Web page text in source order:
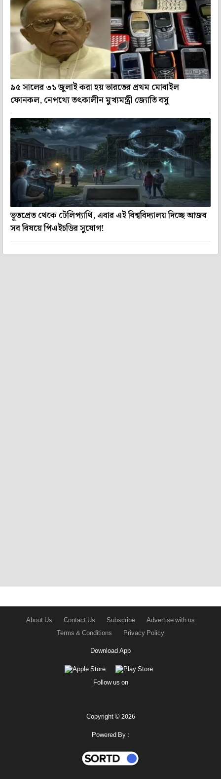
৯৫ সালের ৩১ জুলাই করা হয় ভারতের প্রথম মোবাইল
ফোনকল, নেপথ্যে তৎকালীন মুখ্যমন্ত্রী জ্যোতি বসু
ভূতপ্রেত থেকে টেলিপ্যাথি, এবার এই বিশ্ববিদ্যালয় দিচ্ছে আজব
সব বিষয়ে পিএইচডির সুযোগ!
About Us Contact Us Subscribe
Advertise with us
Terms & Conditions
Privacy Policy
Download App
Follow us on
Copyright © 2026
Powered By :